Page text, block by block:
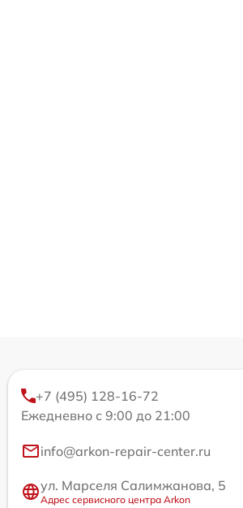
+7 (495) 128-16-72
Ежедневно с 9:00 до 21:00
info@arkon-repair-center.ru
ул. Марселя Салимжанова, 5
Адрес сервисного центра Arkon